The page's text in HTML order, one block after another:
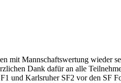
mit Mannschaftswertung wieder
Dank dafür an alle
und Karlsruher SF2 vor den SF